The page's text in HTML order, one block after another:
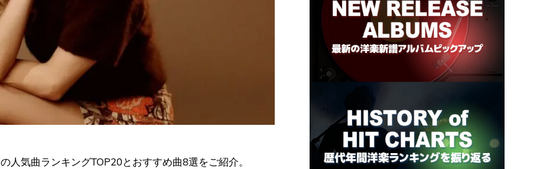
の人気曲ランキングTOP20とおすすめ曲8選をご紹介。